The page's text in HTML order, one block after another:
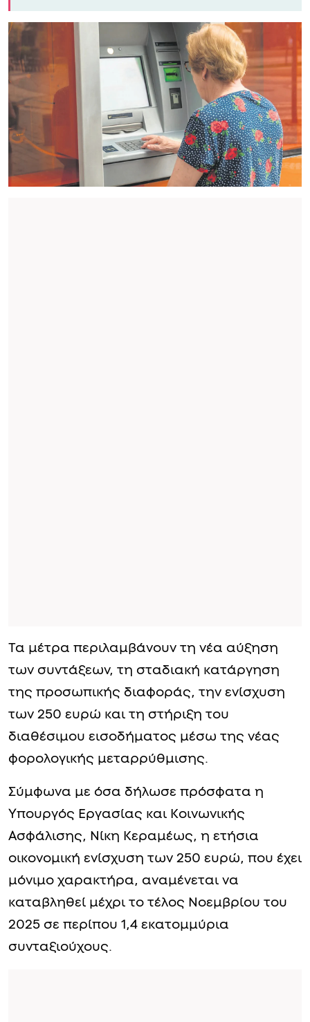
Τα μέτρα περιλαμβάνουν τη νέα αύξηση
των συντάξεων, τη σταδιακή κατάργηση
της προσωπικής διαφοράς, την ενίσχυση
των 250 ευρώ και τη στήριξη του
διαθέσιμου εισοδήματος μέσω της νέας
φορολογικής μεταρρύθμισης.
Σύμφωνα με όσα δήλωσε πρόσφατα η
Υπουργός Εργασίας και Κοινωνικής
Ασφάλισης, Νίκη Κεραμέως, η ετήσια
οικονομική ενίσχυση των 250 ευρώ, που έχει
μόνιμο χαρακτήρα, αναμένεται να
καταβληθεί μέχρι το τέλος Νοεμβρίου του
2025 σε περίπου 1,4 εκατομμύρια
συνταξιούχους.